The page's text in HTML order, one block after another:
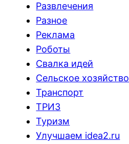
Развлечения
Разное
Реклама
Роботы
Свалка идей
Сельское хозяйство
Транспорт
ТРИЗ
Туризм
Улучшаем idea2.ru